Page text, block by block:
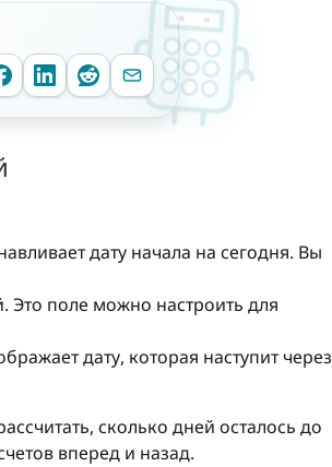
дату начала на сегодня. Вы
Это поле можно настроить для
дату, которая наступит через
сколько дней осталось до
вперед и назад.